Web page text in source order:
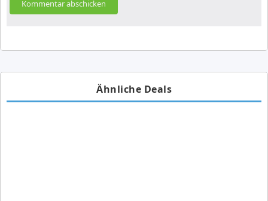
Ähnliche Deals